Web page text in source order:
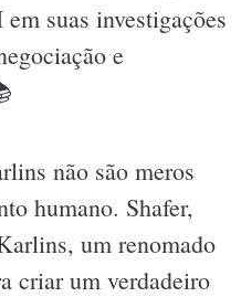
suas investigações
e
não são meros
humano. Shafer,
um renomado
criar um verdadeiro